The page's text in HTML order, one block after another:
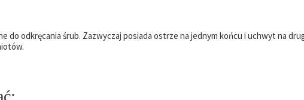
do odkręcania śrub. Zazwyczaj posiada ostrze na jednym końcu i uchwyt na